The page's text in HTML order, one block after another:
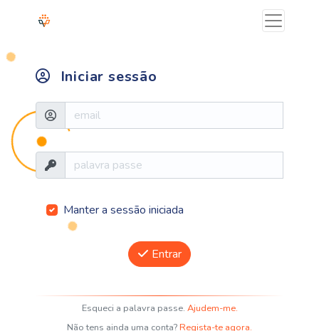
Iniciar sessão
Manter a sessão iniciada
Entrar
Esqueci a palavra passe. Ajudem-me.
Não tens ainda uma conta?Regista-te agora.